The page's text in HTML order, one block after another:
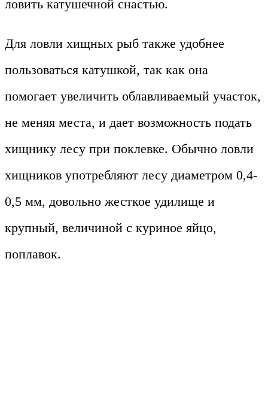
ловить катушечной снастью.
Для ловли хищных рыб также удобнее
пользоваться катушкой, так как она
помогает увеличить облавливаемый участок,
не меняя места, и дает возможность подать
хищнику лесу при поклевке. Обычно ловли
хищников употребляют лесу диаметром 0,4-
0,5 мм, довольно жесткое удилище и
крупный, величиной с куриное яйцо,
поплавок.